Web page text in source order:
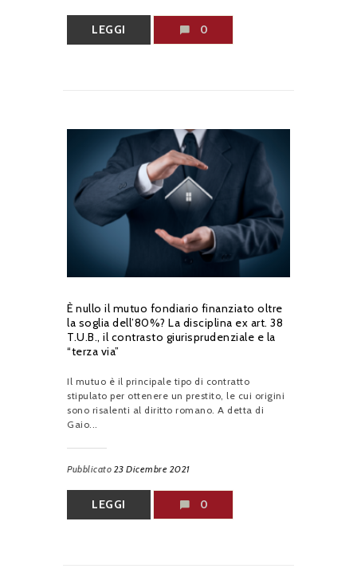
LEGGI 0
È nullo il mutuo fondiario finanziato oltre
la soglia dell’80%? La disciplina ex art. 38
T.U.B., il contrasto giurisprudenziale e la
“terza via”
Il mutuo è il principale tipo di contratto
stipulato per ottenere un prestito, le cui origini
sono risalenti al diritto romano. A detta di
Gaio...
Pubblicato 23 Dicembre 2021
LEGGI 0